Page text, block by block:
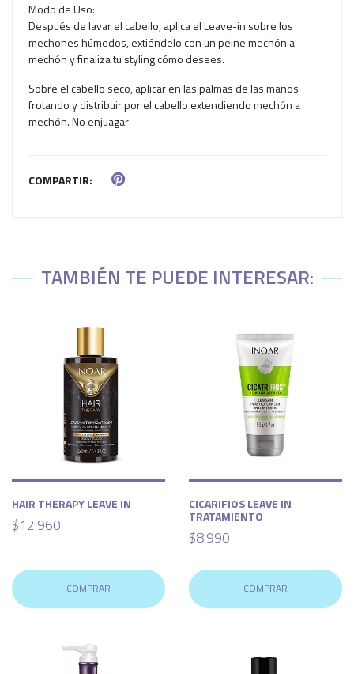
Modo de Uso:
Después de lavar el cabello, aplica el Leave-in sobre los
mechones húmedos, extiéndelo con un peine mechón a
mechón y finaliza tu styling cómo desees.
Sobre el cabello seco, aplicar en las palmas de las manos
frotando y distribuir por el cabello extendiendo mechón a
mechón. No enjuagar
COMPARTIR:
TAMBIÉN TE PUEDE INTERESAR:
HAIR THERAPY LEAVE IN
$12.960
COMPRAR
CICARIFIOS LEAVE IN
TRATAMIENTO
$8.990
COMPRAR